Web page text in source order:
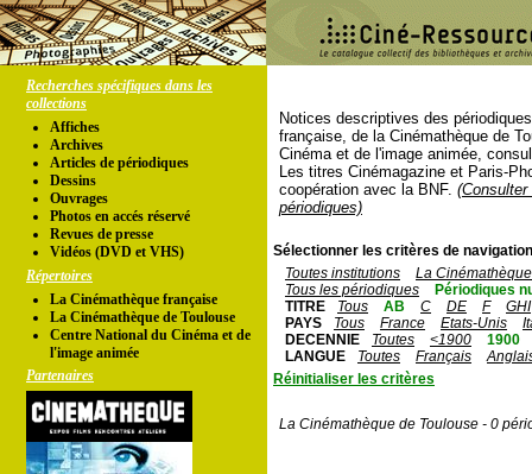
Recherches spécifiques dans les
collections
Affiches
Archives
Articles de périodiques
Dessins
Ouvrages
Photos en accés réservé
Revues de presse
Vidéos (DVD et VHS)
Répertoires
La Cinémathèque française
La Cinémathèque de Toulouse
Centre National du Cinéma et de
l'image animée
Partenaires
Notices descriptives des
française, de la Cinémathèque de
Cinéma et de l'image animée,
Les titres Cinémagazine et Paris-
coopération avec la BNF.
périodiques)
Sélectionner les critères de
Toutes institutions
La
Tous les périodiques
Périodiques
TITRE
Tous AB C DE F
GHI
PAYS
Tous France Etats-Unis
DECENNIE
Toutes <1900
1900
LANGUE
Toutes Français
Réinitialiser les critères
La Cinémathèque de Toulouse - 0